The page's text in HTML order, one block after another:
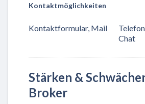
Kontaktmöglichkeiten
Kontaktformular, Mail
Chat
Stärken &
Broker